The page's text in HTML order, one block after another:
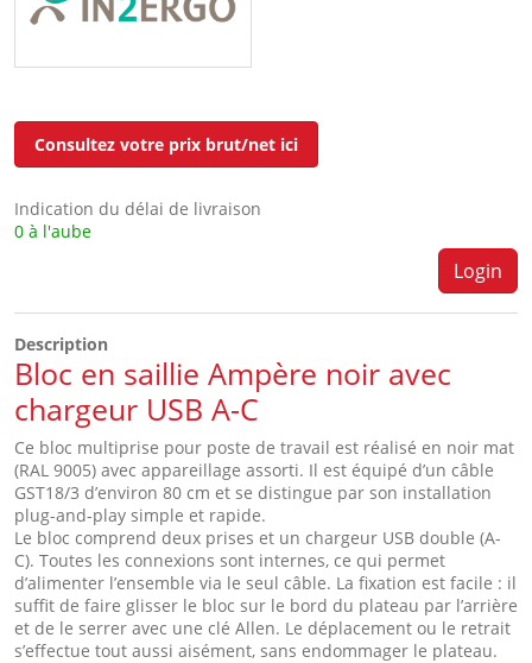
Consultez votre prix brut/net ici
Indication du délai de livraison
0 à l'aube
Login
Description
Bloc en saillie Ampère noir avec
chargeur USB A-C
Ce bloc multiprise pour poste de travail est réalisé en noir mat
(RAL 9005) avec appareillage assorti. Il est équipé d’un câble
GST18/3 d’environ 80 cm et se distingue par son installation
plug-and-play simple et rapide.
Le bloc comprend deux prises et un chargeur USB double (A-
C). Toutes les connexions sont internes, ce qui permet
d’alimenter l’ensemble via le seul câble. La fixation est facile : il
suffit de faire glisser le bloc sur le bord du plateau par l’arrière
et de le serrer avec une clé Allen. Le déplacement ou le retrait
s’effectue tout aussi aisément, sans endommager le plateau.